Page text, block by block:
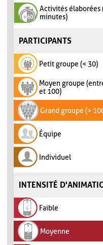
Activités élaborées
minutes)
PARTICIPANTS
Petit groupe (< 30)
Moyen groupe
et 100)
Grand groupe (>
Équipe
Individuel
INTENSITÉ
Faible
Moyenne